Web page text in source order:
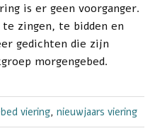
is er geen voorganger.
zingen, te bidden en
gedichten die zijn
morgengebed.
viering, nieuwjaars viering